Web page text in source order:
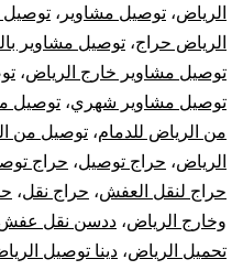
الرياض، توصيل مشاوير ، توصيل
الرياض حراج، توصيل مشاوير
توصيل مشاوير خارج الرياض،
توصيل مشاوير شهري، توصيل
من الرياض للدمام، توصيل من
الرياض، حراج توصيل، حراج
حراج لنقل العفش، حراج نقل،
وخارج الرياض، ددسن نقل
تحميل الرياض، دينا توصيل